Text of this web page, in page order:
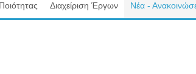
Διαχείριση Έργων Νέα -